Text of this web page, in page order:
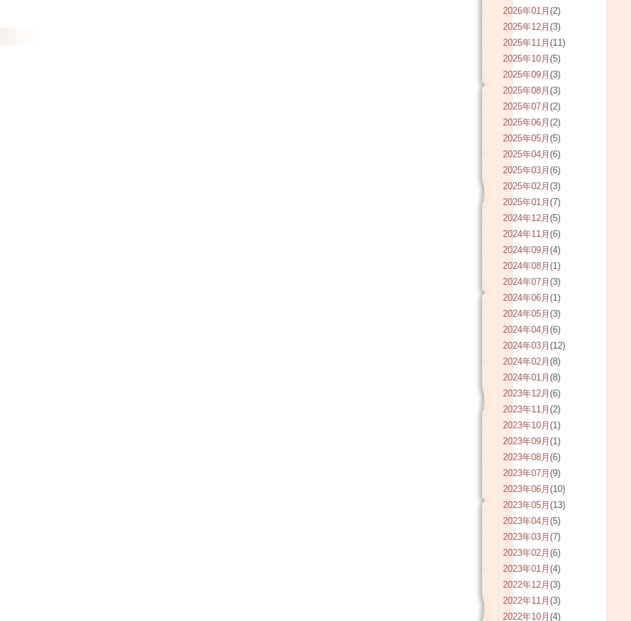
2026年01月 (2)
2025年12月 (3)
2025年11月 (11)
2025年10月 (5)
2025年09月 (3)
2025年08月 (3)
2025年07月 (2)
2025年06月 (2)
2025年05月 (5)
2025年04月 (6)
2025年03月 (6)
2025年02月 (3)
2025年01月 (7)
2024年12月 (5)
2024年11月 (6)
2024年09月 (4)
2024年08月 (1)
2024年07月 (3)
2024年06月 (1)
2024年05月 (3)
2024年04月 (6)
2024年03月 (12)
2024年02月 (8)
2024年01月 (8)
2023年12月 (6)
2023年11月 (2)
2023年10月 (1)
2023年09月 (1)
2023年08月 (6)
2023年07月 (9)
2023年06月 (10)
2023年05月 (13)
2023年04月 (5)
2023年03月 (7)
2023年02月 (6)
2023年01月 (4)
2022年12月 (3)
2022年11月 (3)
2022年10月 (4)